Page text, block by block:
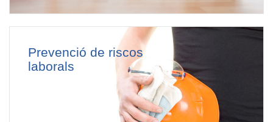
Prevenció de riscos
laborals